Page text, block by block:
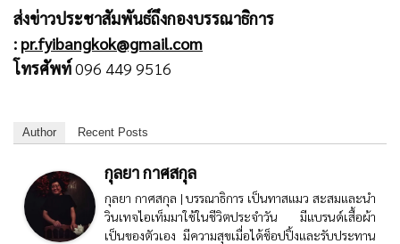
ส่งข่าวประชาสัมพันธ์ถึงกองบรรณาธิการ
: pr.fyibangkok@gmail.com
โทรศัพท์096 449 9516
Author Recent Posts
กุลยา กาศสกุล
กุลยา กาศสกุล | บรรณาธิการ เป็นทาสแมว สะสมและนำ
วินเทจไอเท็มมาใช้ในชีวิตประจำวัน มีแบรนด์เสื้อผ้า
เป็นของตัวเอง มีความสุขเมื่อได้ช็อปปิ้งและรับประทาน